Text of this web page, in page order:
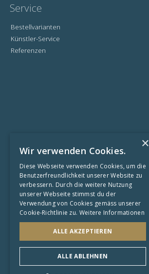
Service
Bestellvarianten
Künstler-Service
Referenzen
Kontaktformular
Impressum
Datenschutzerklärung
AGB
Shops
Sarnen
×
Wir verwenden Cookies.
Diese Webseite verwenden Cookies, um die
Benutzerfreundlichkeit unserer Website zu
verbessern. Durch die weitere Nutzung
unserer Webseite stimmst du der
Verwendung von Cookies gemäss unserer
Cookie-Richtlinie zu. Weitere Informationen
ALLE AKZEPTIEREN
ALLE ABLEHNEN